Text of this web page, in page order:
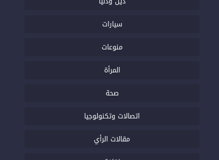
سيارات
منوعات
المرأة
صحة
اتصالات وتكنولوجيا
مقالات الرأي